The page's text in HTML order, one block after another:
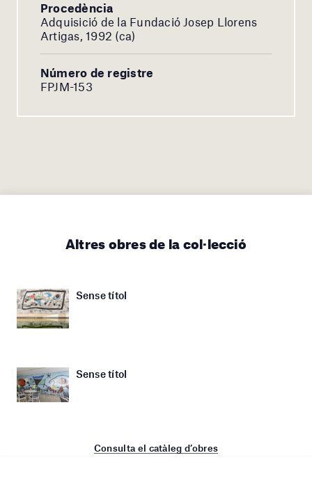
Procedència
Adquisició de la Fundació Josep Llorens
Artigas, 1992 (ca)
Número de registre
FPJM-153
Altres obres de la col·lecció
Sense títol
Sense títol
Consulta el catàleg d’obres